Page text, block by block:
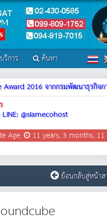
การ ค้นหา
2016 จากกรมพัฒนาธุรกิจก
LINE: @siamecohost
Age: 11 years, 3 months, 11
ย้อนกลับสู่หน้า